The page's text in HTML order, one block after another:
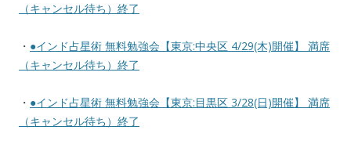
（キャンセル待ち）終了
・ ●インド占星術 無料勉強会【東京:中央区 4/29(木)開催】 満席
（キャンセル待ち）終了
・ ●インド占星術 無料勉強会【東京:目黒区 3/28(日)開催】 満席
（キャンセル待ち）終了